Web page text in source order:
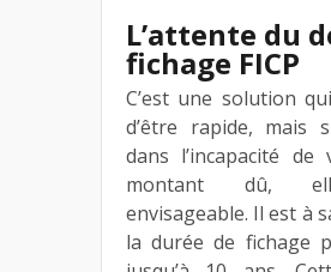
L’attente du
fichage FICP
C’est une solution
d’être rapide, mais
dans l’incapacité de
montant dû,
envisageable. Il est à
la durée de fichage